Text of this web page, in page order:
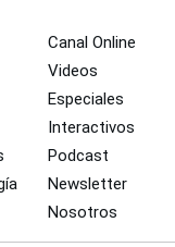
Canal Online
Videos
Especiales
Interactivos
Podcast
Newsletter
Nosotros